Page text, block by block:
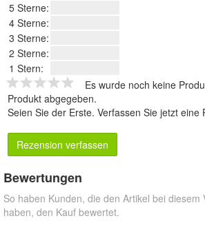
5 Sterne:
4 Sterne:
3 Sterne:
2 Sterne:
1 Stern:
Es wurde noch keine
Produkt abgegeben.
Seien Sie der Erste. Verfassen Sie jetzt eine
Rezension verfassen
Bewertungen
So haben Kunden, die den Artikel bei diesem
haben, den Kauf bewertet.